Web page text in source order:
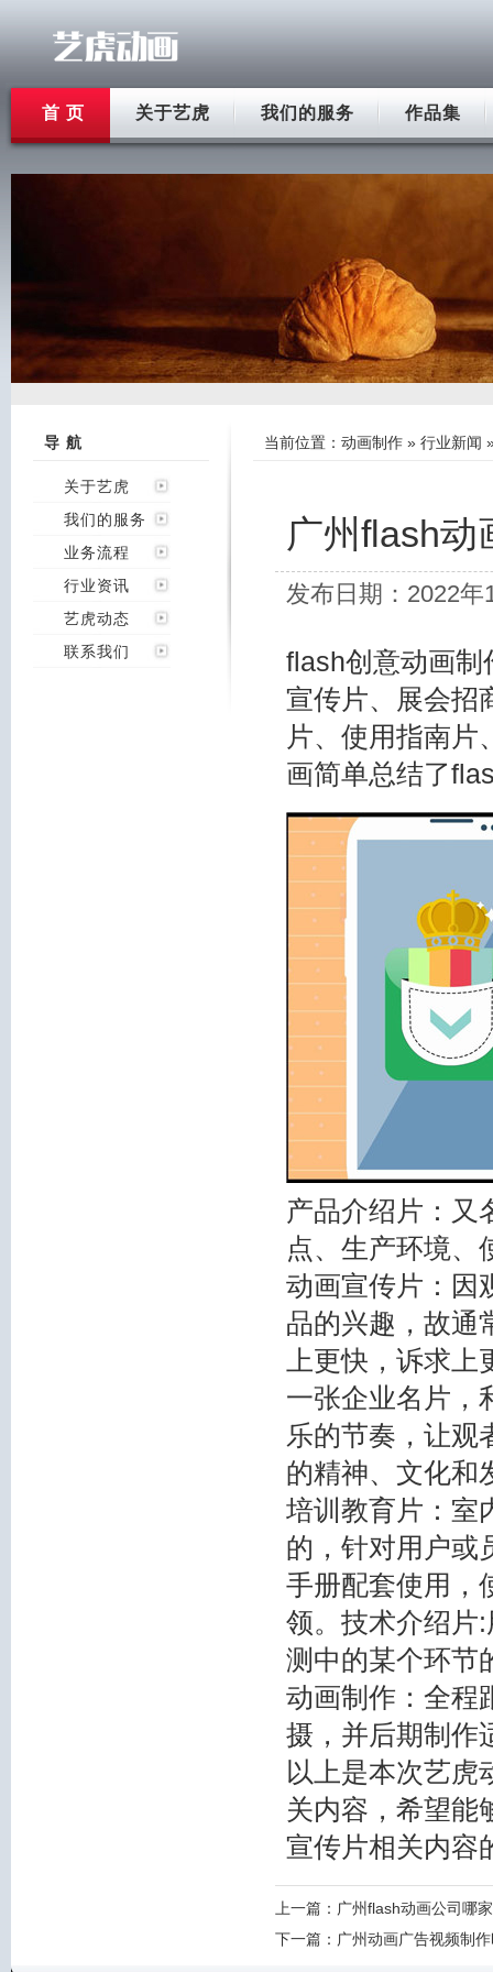
首 页 关于艺虎 我们的服务 作品集
导 航
关于艺虎
我们的服务
业务流程
行业资讯
艺虎动态
联系我们
当前位置： 动画制作 » 行业新闻
广州flash动
发布日期：2022
flash创意动画制
宣传片、展会招
片、使用指南片
画简单总结了
产品介绍片：又
点、生产环境、
动画宣传片：因
品的兴趣，故通
上更快，诉求
一张企业名片，
乐的节奏，让观
的精神、文化和
培训教育片：室
的，针对用户或
手册配套使用，
领。技术介绍片
测中的某个环节
动画制作：全程
摄，并后期制作
以上是本次艺虎
关内容，希望能
宣传片相关内容
上一篇： 广州flash动画公司哪
下一篇： 广州动画广告视频制